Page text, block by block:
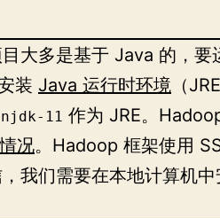
大多是基于 Java 的，要
装 Java 运行时环境 （
11 作为 JRE。
况。Hadoop 框架使用
我们需要在本地计算机中